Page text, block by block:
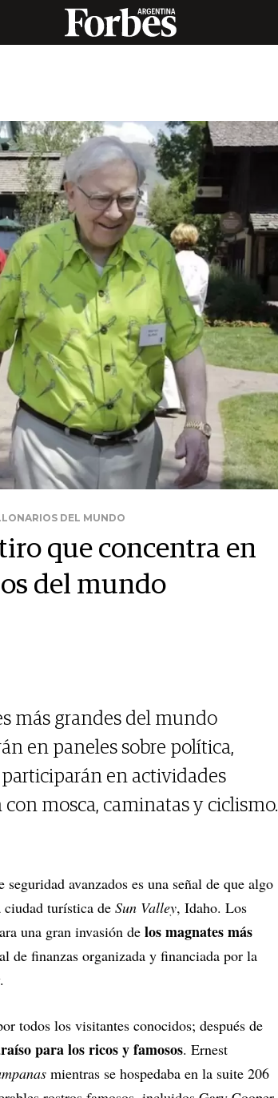
DEL MUNDO
que concentra en
del mundo
más grandes del mundo
en paneles sobre política,
en actividades
con mosca, caminatas y ciclismo.
avanzados es una señal de que algo
ciudad turística de Sun Valley, Idaho. Los
una gran invasión de los magnates más
de finanzas organizada y financiada por la
todos los visitantes conocidos; después de
para los ricos y famosos. Ernest
mientras se hospedaba en la suite 206